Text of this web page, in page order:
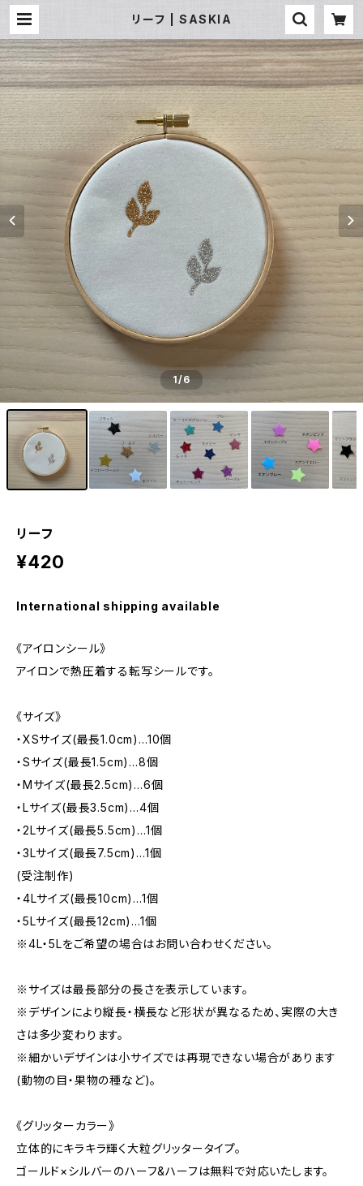
リーフ | SASKIA
1/6
リーフ
¥420
International shipping available
《アイロンシール》
アイロンで熱圧着する転写シールです。
《サイズ》
・XSサイズ(最長1.0cm)…10個
・Sサイズ(最長1.5cm)…8個
・Mサイズ(最長2.5cm)…6個
・Lサイズ(最長3.5cm)…4個
・2Lサイズ(最長5.5cm)…1個
・3Lサイズ(最長7.5cm)…1個
(受注制作)
・4Lサイズ(最長10cm)…1個
・5Lサイズ(最長12cm)…1個
※4L・5Lをご希望の場合はお問い合わせください。
※サイズは最長部分の長さを表示しています。
※デザインにより縦長・横長など形状が異なるため、実際の大き
さは多少変わります。
※細かいデザインは小サイズでは再現できない場合があります
(動物の目・果物の種など)。
《グリッターカラー》
立体的にキラキラ輝く大粒グリッタータイプ。
ゴールド×シルバーのハーフ&ハーフは無料で対応いたします。